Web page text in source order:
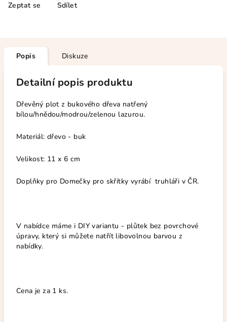
Zeptat se Sdílet
Popis Diskuze
Detailní popis produktu
Dřevěný plot z bukového dřeva natřený
bílou/hnědou/modrou/zelenou lazurou.
Materiál: dřevo - buk
Velikost: 11 x 6 cm
Doplňky pro Domečky pro skřítky vyrábí truhláři v ČR.
V nabídce máme i DIY variantu - plůtek bez povrchové
úpravy, který si můžete natřít libovolnou barvou z
nabídky.
Cena je za 1 ks.